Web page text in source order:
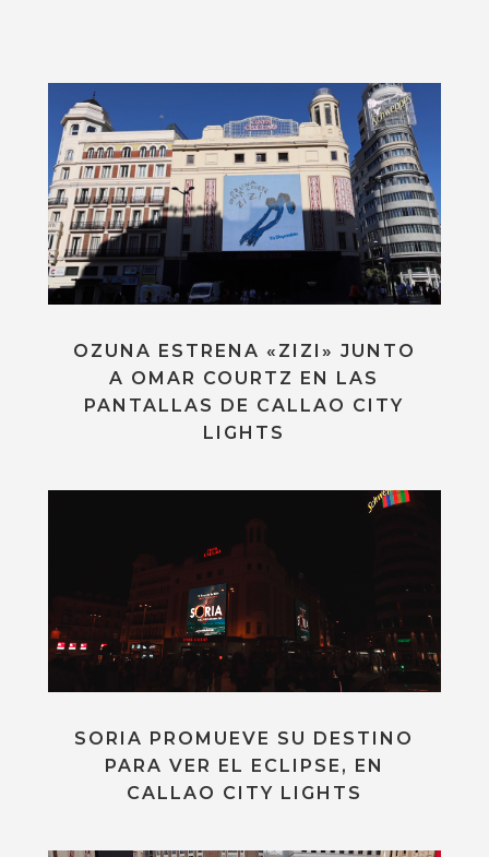
OZUNA ESTRENA «ZIZI» JUNTO
A OMAR COURTZ EN LAS
PANTALLAS DE CALLAO CITY
LIGHTS
SORIA PROMUEVE SU DESTINO
PARA VER EL ECLIPSE, EN
CALLAO CITY LIGHTS